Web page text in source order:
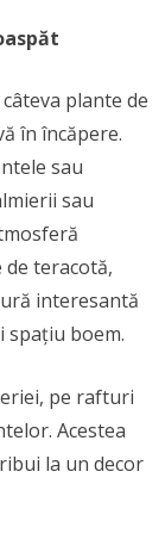
plante de
în încăpere.
sau
sau
de teracotă,
interesantă
spațiu boem.
pe rafturi
Acestea
la un decor